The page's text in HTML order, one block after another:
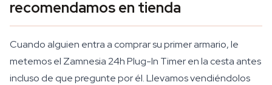
recomendamos en tienda
Cuando alguien entra a comprar su primer armario, le
metemos el Zamnesia 24h Plug-In Timer en la cesta antes
incluso de que pregunte por él. Llevamos vendiéndolos